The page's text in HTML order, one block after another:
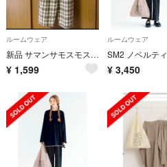
ルームウェア
新品 サマンサモスモス エグルニエ チェック柄 パジャマ パンツ
¥ 1,599
ルームウェア
¥ 3,450